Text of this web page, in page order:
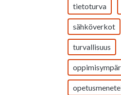
tietoturva
sähköverkot
turvallisuus